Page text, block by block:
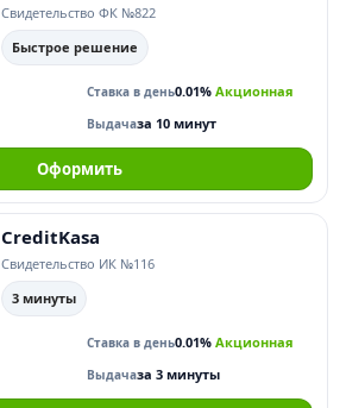
Свидетельство ФК №822
Быстрое решение
Ставка в день0.01% Акционная
Выдачаза 10 минут
Оформить
CreditKasa
Свидетельство ИК №116
3 минуты
Ставка в день0.01% Акционная
Выдачаза 3 минуты